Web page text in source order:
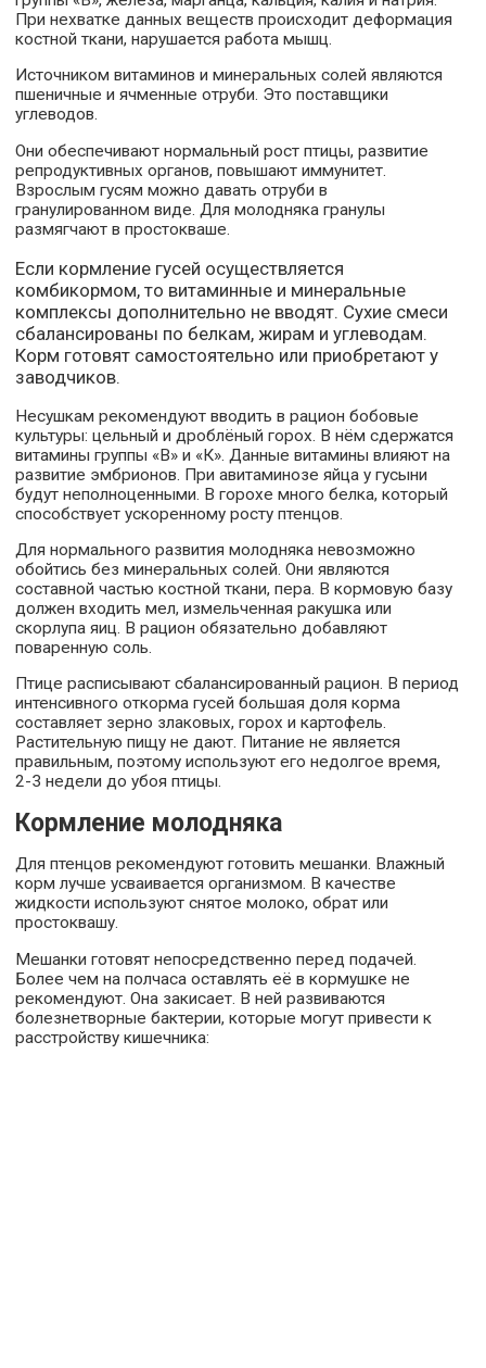
При нехватке данных веществ происходит деформация
костной ткани, нарушается работа мышц.
Источником витаминов и минеральных солей являются
пшеничные и ячменные отруби. Это поставщики
углеводов.
Они обеспечивают нормальный рост птицы, развитие
репродуктивных органов, повышают иммунитет.
Взрослым гусям можно давать отруби в
гранулированном виде. Для молодняка гранулы
размягчают в простокваше.
Если кормление гусей осуществляется
комбикормом, то витаминные и минеральные
комплексы дополнительно не вводят. Сухие смеси
сбалансированы по белкам, жирам и углеводам.
Корм готовят самостоятельно или приобретают у
заводчиков.
Несушкам рекомендуют вводить в рацион бобовые
культуры: цельный и дроблёный горох. В нём сдержатся
витамины группы «В» и «К». Данные витамины влияют на
развитие эмбрионов. При авитаминозе яйца у гусыни
будут неполноценными. В горохе много белка, который
способствует ускоренному росту птенцов.
Для нормального развития молодняка невозможно
обойтись без минеральных солей. Они являются
составной частью костной ткани, пера. В кормовую базу
должен входить мел, измельченная ракушка или
скорлупа яиц. В рацион обязательно добавляют
поваренную соль.
Птице расписывают сбалансированный рацион. В период
интенсивного откорма гусей большая доля корма
составляет зерно злаковых, горох и картофель.
Растительную пищу не дают. Питание не является
правильным, поэтому используют его недолгое время,
2-3 недели до убоя птицы.
Кормление молодняка
Для птенцов рекомендуют готовить мешанки. Влажный
корм лучше усваивается организмом. В качестве
жидкости используют снятое молоко, обрат или
простоквашу.
Мешанки готовят непосредственно перед подачей.
Более чем на полчаса оставлять её в кормушке не
рекомендуют. Она закисает. В ней развиваются
болезнетворные бактерии, которые могут привести к
расстройству кишечника: